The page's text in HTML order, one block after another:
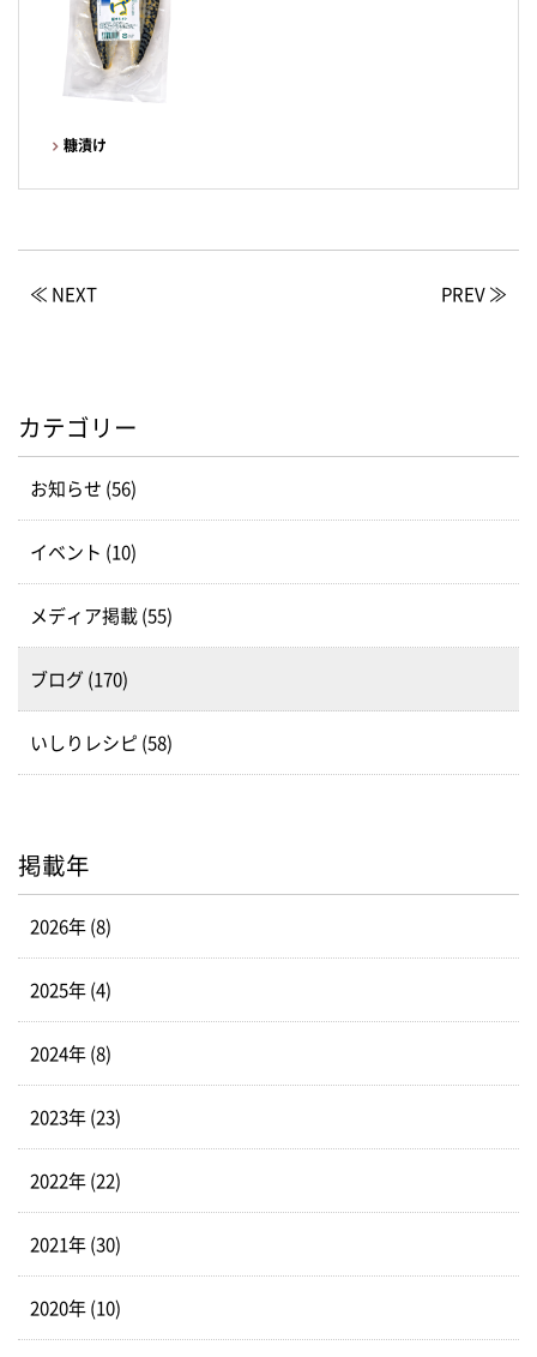
糠漬け
≪ NEXT PREV ≫
カテゴリー
お知らせ (56)
イベント (10)
メディア掲載 (55)
ブログ (170)
いしりレシピ (58)
掲載年
2026年 (8)
2025年 (4)
2024年 (8)
2023年 (23)
2022年 (22)
2021年 (30)
2020年 (10)